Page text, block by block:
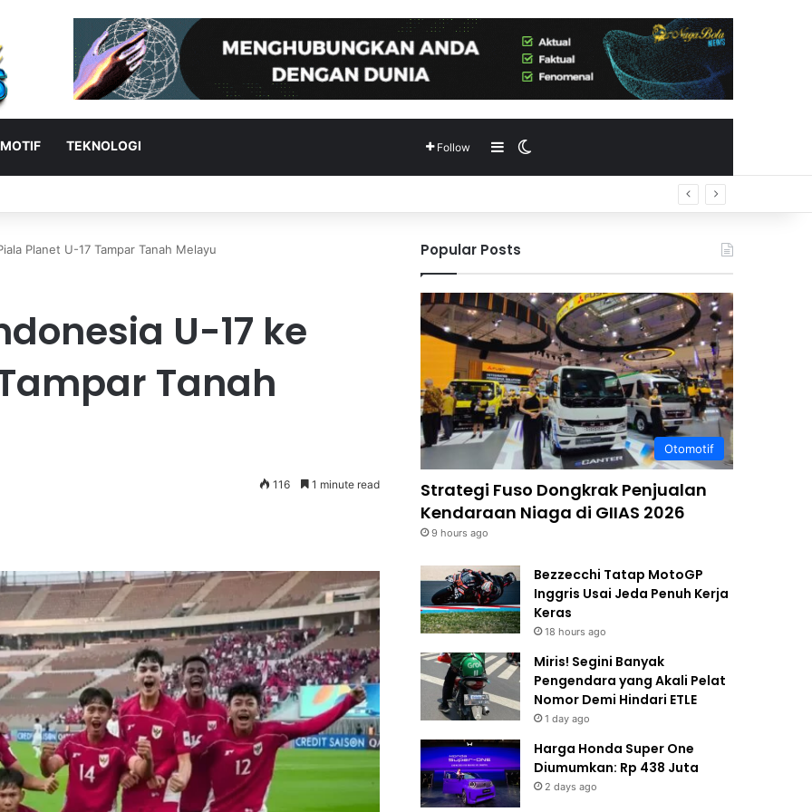
TEKNOLOGI Follow Sidebar
Gabung Trabzonspor Demi Mengejar Gelar Juara
Planet U-17 Tampar Tanah Melayu
U-17 ke
Tanah
116 1 minute read
Popular Posts
Otomotif
Strategi Fuso Dongkrak Penjualan
Kendaraan Niaga di GIIAS 2026
9 hours ago
Bezzecchi Tatap MotoGP
Inggris Usai Jeda Penuh Kerja
Keras
18 hours ago
Miris! Segini Banyak
Pengendara yang Akali Pelat
Nomor Demi Hindari ETLE
1 day ago
Harga Honda Super One
Diumumkan: Rp 438 Juta
2 days ago